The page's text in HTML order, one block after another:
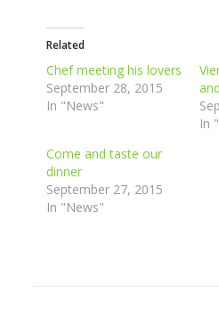
Related
Chef meeting his lovers
September 28, 2015
In "News"
In
Come and taste our
dinner
September 27, 2015
In "News"